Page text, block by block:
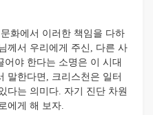
화에서 이러한 책임을 다하
께서 우리에게 주신, 다른 사
야 한다는 소명은 이 시대
말한다면, 크리스천은 일터
다는 의미다. 자기 진단 차원
에게 해 보자.